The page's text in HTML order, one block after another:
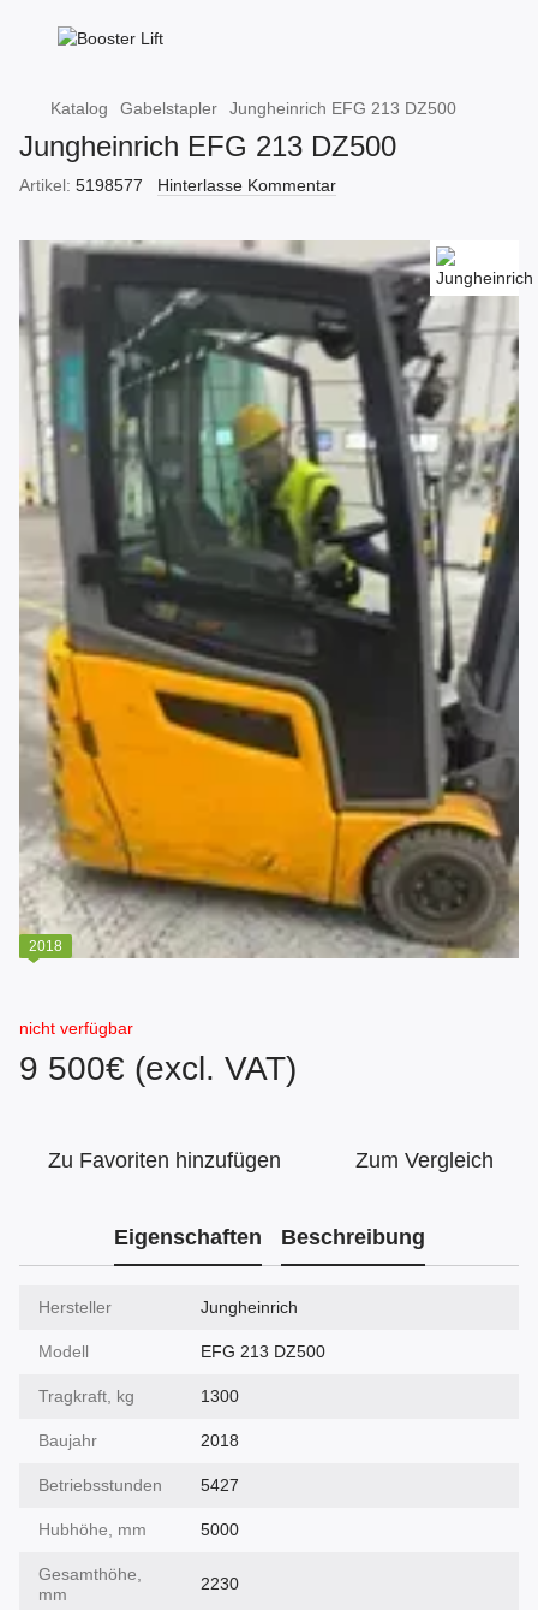
Katalog Gabelstapler Jungheinrich EFG 213 DZ500
Jungheinrich EFG 213 DZ500
Artikel: 5198577 Hinterlasse Kommentar
2018
nicht verfügbar
9 500€ (excl. VAT)
Zu Favoriten hinzufügen Zum Vergleich
Eigenschaften Beschreibung
Hersteller Jungheinrich
Modell EFG 213 DZ500
Tragkraft, kg 1300
Baujahr 2018
Betriebsstunden 5427
Hubhöhe, mm 5000
Gesamthöhe,
mm
2230